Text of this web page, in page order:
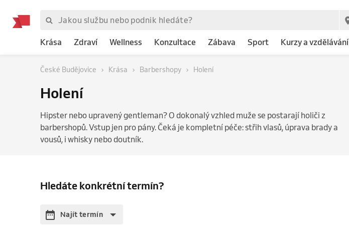
Krása Zdraví Wellness Konzultace Zábava Sport Kurzy a vzdělávání
České Budějovice Krása Barbershopy Holení
Holení
Hipster nebo upravený gentleman? O dokonalý vzhled muže se postarají holiči z
barbershopů. Vstup jen pro pány. Čeká je kompletní péče: střih vlasů, úprava brady a
vousů, i whisky nebo doutník.
Hledáte konkrétní termín?
Najít termín